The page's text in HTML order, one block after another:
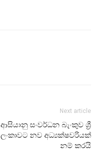
Next article
ආසියානු සංවර්ධන බැංකුව ශ්‍රී
ලංකාවට නව අධ්‍යක්ෂවරියක්
නම් කරයි